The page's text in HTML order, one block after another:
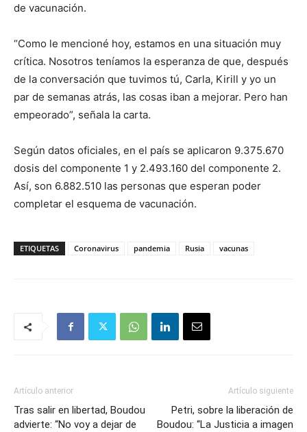
de vacunación.
“Como le mencioné hoy, estamos en una situación muy
crítica. Nosotros teníamos la esperanza de que, después
de la conversación que tuvimos tú, Carla, Kirill y yo un
par de semanas atrás, las cosas iban a mejorar. Pero han
empeorado”, señala la carta.
Según datos oficiales, en el país se aplicaron 9.375.670
dosis del componente 1 y 2.493.160 del componente 2.
Así, son 6.882.510 las personas que esperan poder
completar el esquema de vacunación.
ETIQUETAS Coronavirus pandemia Rusia vacunas
Artículo anterior
Tras salir en libertad, Boudou
advierte: “No voy a dejar de
Artículo siguiente
Petri, sobre la liberación de
Boudou: “La Justicia a imagen